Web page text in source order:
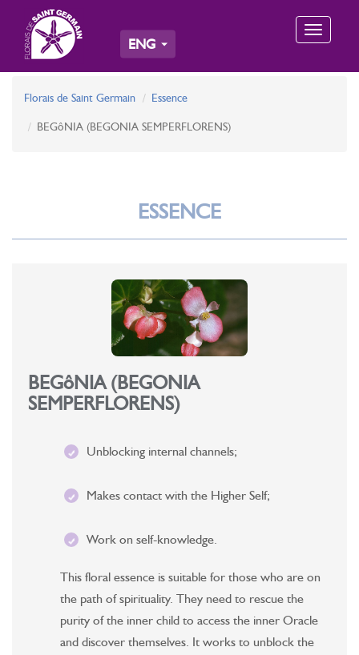
Toggle
ENG
Florais de Saint Germain Essence
BEGôNIA (BEGONIA SEMPERFLORENS)
ESSENCE
BEGôNIA (BEGONIA
SEMPERFLORENS)
Unblocking internal channels;
Makes contact with the Higher Self;
Work on self-knowledge.
This floral essence is suitable for those who are on
the path of spirituality. They need to rescue the
purity of the inner child to access the inner Oracle
and discover themselves. It works to unblock the